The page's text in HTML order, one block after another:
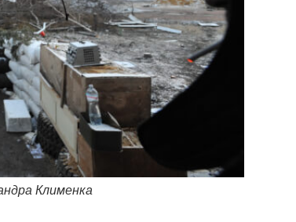
Клименка